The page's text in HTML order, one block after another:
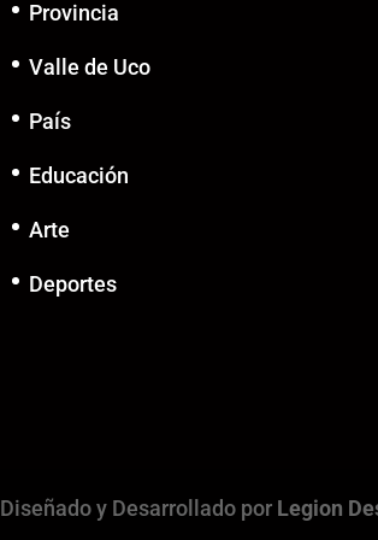
Provincia
Valle de Uco
País
Educación
Arte
Deportes
Diseñado y Desarrollado por Legion